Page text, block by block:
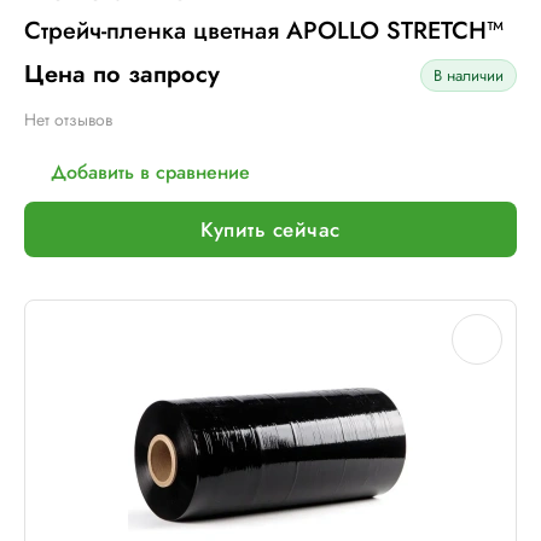
Стрейч-пленка цветная APOLLO STRETCH™
Цена по запросу
В наличии
Нет отзывов
Добавить в сравнение
Купить сейчас